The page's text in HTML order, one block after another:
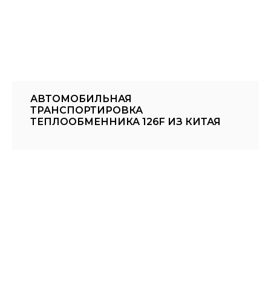
АВТОМОБИЛЬНАЯ
ТРАНСПОРТИРОВКА
ТЕПЛООБМЕННИКА 126F ИЗ КИТАЯ